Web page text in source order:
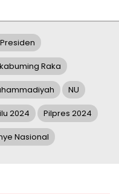
Raka
NU
2024 Pilpres 2024
Nasional